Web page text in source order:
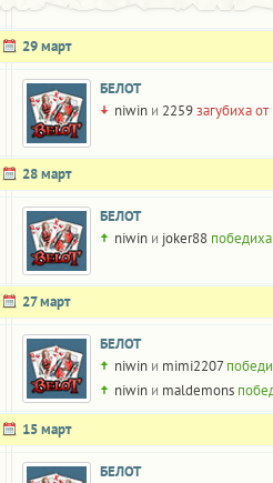
29 март
БЕЛОТ
niwin и 2259загубиха от
28 март
БЕЛОТ
niwin и joker88 победиха
27 март
БЕЛОТ
niwin и mimi2207
niwin и maldemons
15 март
БЕЛОТ